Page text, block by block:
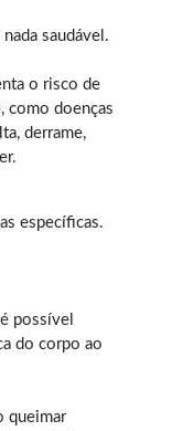
saudável.
o risco de
como doenças
derrame,
específicas.
possível
do corpo ao
queimar